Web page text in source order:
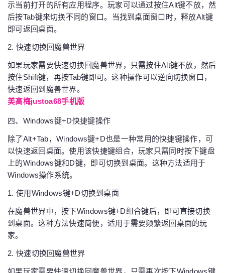
示当前打开的所有应用程序。玩家可以通过按住Alt键不放，然
后按Tab键来切换不同的窗口。当找到桌面窗口时，释放Alt键
即可返回桌面。
2. 快速切换回魔兽世界
如果玩家需要快速切换回魔兽世界，只需按住Alt键不放，然后
按住Shift键，再按Tab键即可。这种操作可以逆向切换窗口，
快速返回到魔兽世界。
美高梅justoa68手机版
四、Windows键+D快捷键操作
除了Alt+Tab，Windows键+D也是一种常用的快捷键操作，可
以快速返回桌面。使用该快捷键组合，玩家只需同时按下键盘
上的Windows键和D键，即可切换到桌面。这种方法适用于
Windows操作系统。
1. 使用Windows键+D切换到桌面
在魔兽世界中，按下Windows键+D组合键后，即可直接切换
到桌面。这种方法快速简便，适用于需要频繁返回桌面的玩
家。
2. 快速切换回魔兽世界
如果玩家需要快速切换回魔兽世界，只需再次按下Windows键